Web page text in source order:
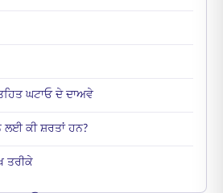
ਘਟਾਓ ਦੇ ਦਾਅਵੇ
ਲਈ ਕੀ ਸ਼ਰਤਾਂ ਹਨ?
ਤਰੀਕੇ